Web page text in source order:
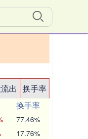
出
换手率
换手率
77.46%
17.76%